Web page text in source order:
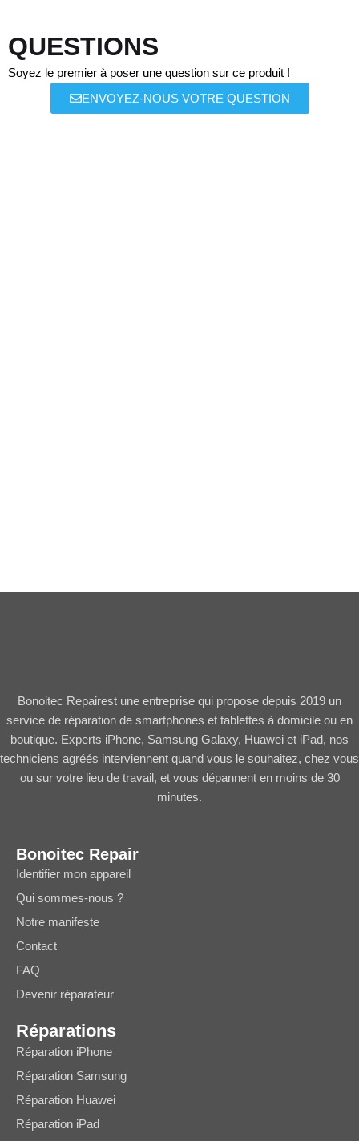
QUESTIONS
Soyez le premier à poser une question sur ce produit !
ENVOYEZ-NOUS VOTRE QUESTION
Bonoitec Repairest une entreprise qui propose depuis 2019 un
service de réparation de smartphones et tablettes à domicile ou en
boutique. Experts iPhone, Samsung Galaxy, Huawei et iPad, nos
techniciens agréés interviennent quand vous le souhaitez, chez vous
ou sur votre lieu de travail, et vous dépannent en moins de 30
minutes.
Bonoitec Repair
Identifier mon appareil
Qui sommes-nous ?
Notre manifeste
Contact
FAQ
Devenir réparateur
Réparations
Réparation iPhone
Réparation Samsung
Réparation Huawei
Réparation iPad